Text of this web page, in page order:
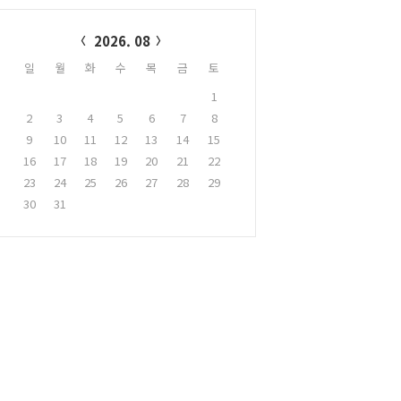
2026. 08
일 월 화 수 목 금
토
1
2
3 4 5 6 7
8
9
10 11 12 13 14
15
16
17 18 19 20 21
22
23
24 25 26 27 28
29
30
31